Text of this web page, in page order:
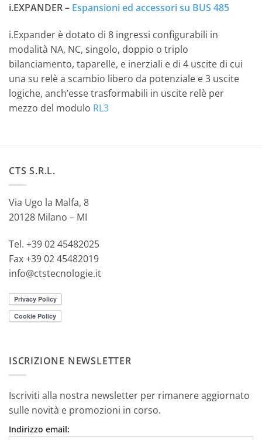
i.EXPANDER – Espansioni ed accessori su BUS 485
i.Expander è dotato di 8 ingressi configurabili in
modalità NA, NC, singolo, doppio o triplo
bilanciamento, taparelle, e inerziali e di 4 uscite di cui
una su relè a scambio libero da potenziale e 3 uscite
logiche, anch’esse trasformabili in uscite relè per
mezzo del modulo RL3
CTS S.R.L.
Via Ugo la Malfa, 8
20128 Milano – MI
Tel. +39 02 45482025
Fax +39 02 45482019
info@ctstecnologie.it
ISCRIZIONE NEWSLETTER
Iscriviti alla nostra newsletter per rimanere aggiornato
sulle novità e promozioni in corso.
Indirizzo email: